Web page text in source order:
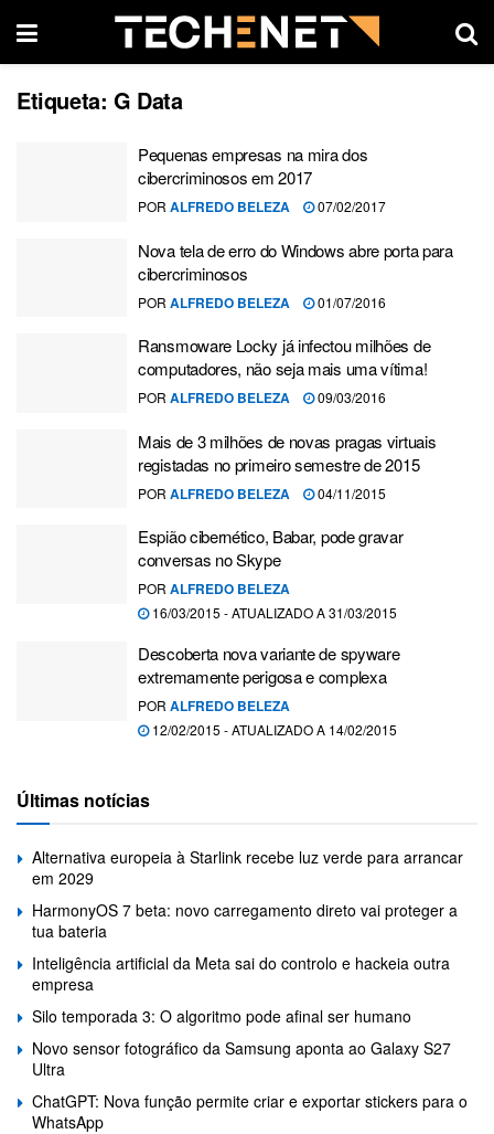
Etiqueta: G Data
Pequenas empresas na mira dos
cibercriminosos em 2017
POR ALFREDO BELEZA 07/02/2017
Nova tela de erro do Windows abre porta para
cibercriminosos
POR ALFREDO BELEZA 01/07/2016
Ransmoware Locky já infectou milhões de
computadores, não seja mais uma vítima!
POR ALFREDO BELEZA 09/03/2016
Mais de 3 milhões de novas pragas virtuais
registadas no primeiro semestre de 2015
POR ALFREDO BELEZA 04/11/2015
Espião cibernético, Babar, pode gravar
conversas no Skype
POR ALFREDO BELEZA
16/03/2015 - ATUALIZADO A 31/03/2015
Descoberta nova variante de spyware
extremamente perigosa e complexa
POR ALFREDO BELEZA
12/02/2015 - ATUALIZADO A 14/02/2015
Últimas notícias
Alternativa europeia à Starlink recebe luz verde para arrancar
em 2029
HarmonyOS 7 beta: novo carregamento direto vai proteger a
tua bateria
Inteligência artificial da Meta sai do controlo e hackeia outra
empresa
Silo temporada 3: O algoritmo pode afinal ser humano
Novo sensor fotográfico da Samsung aponta ao Galaxy S27
Ultra
ChatGPT: Nova função permite criar e exportar stickers para o
WhatsApp